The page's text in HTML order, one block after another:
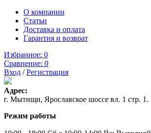
О компании
Статьи
Доставка и оплата
Гарантия и возврат
Избранное: 0
Сравнение: 0
Вход /Регистрация
Адрес:
г. Мытищи, Ярославское шоссе вл. 1 стр. 1.
Режим работы